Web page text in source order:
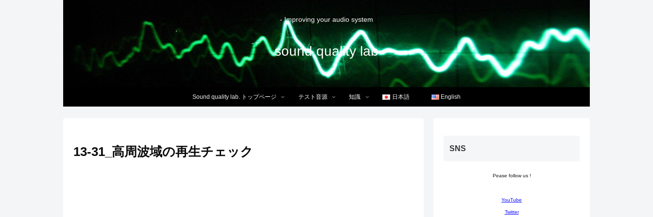
- Improving your audio system
sound quality lab
Sound quality lab. トップページ テスト音源 知識 日本語 English
13-31_高周波域の再生チェック SNS
Pease follow us !
YouTube
Twitter